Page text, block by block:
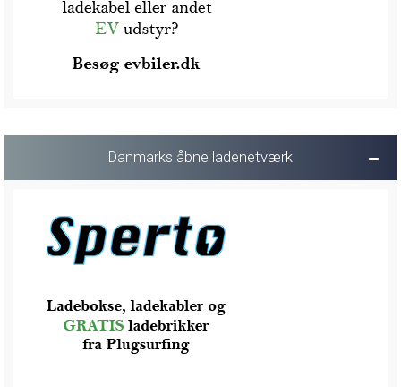
Danmarks åbne ladenetværk